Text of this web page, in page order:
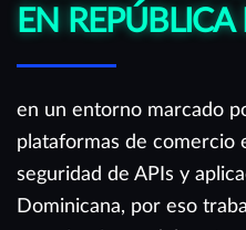
EN
en un entorno marcado
plataformas de comercio
seguridad de APIs y
Dominicana, por eso